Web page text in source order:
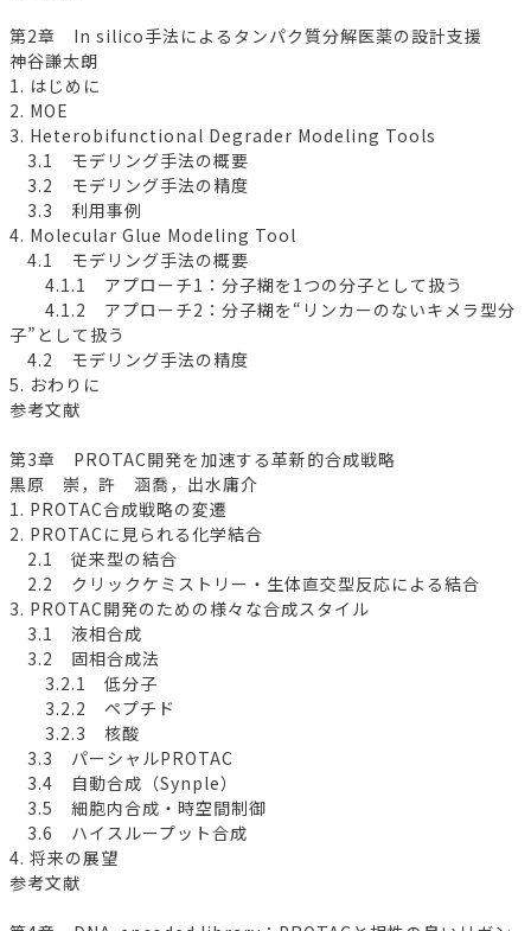
第2章 In silico手法によるタンパク質分解医薬の設計支援
神谷謙太朗
1. はじめに
2. MOE
3. Heterobifunctional Degrader Modeling Tools
3.1 モデリング手法の概要
3.2 モデリング手法の精度
3.3 利用事例
4. Molecular Glue Modeling Tool
4.1 モデリング手法の概要
4.1.1 アプローチ1：分子糊を1つの分子として扱う
4.1.2 アプローチ2：分子糊を“リンカーのないキメラ型分
子”として扱う
4.2 モデリング手法の精度
5. おわりに
参考文献
第3章 PROTAC開発を加速する革新的合成戦略
黒原 崇，許 涵喬，出水庸介
1. PROTAC合成戦略の変遷
2. PROTACに見られる化学結合
2.1 従来型の結合
2.2 クリックケミストリー・生体直交型反応による結合
3. PROTAC開発のための様々な合成スタイル
3.1 液相合成
3.2 固相合成法
3.2.1 低分子
3.2.2 ペプチド
3.2.3 核酸
3.3 パーシャルPROTAC
3.4 自動合成（Synple）
3.5 細胞内合成・時空間制御
3.6 ハイスループット合成
4. 将来の展望
参考文献